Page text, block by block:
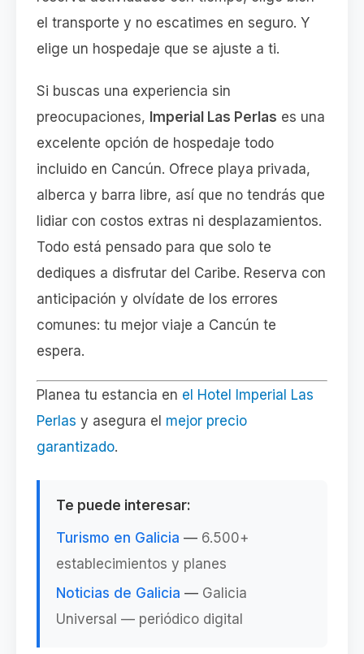
el transporte y no escatimes en seguro. Y
elige un hospedaje que se ajuste a ti.
Si buscas una experiencia sin
preocupaciones, Imperial Las Perlas es una
excelente opción de hospedaje todo
incluido en Cancún. Ofrece playa privada,
alberca y barra libre, así que no tendrás que
lidiar con costos extras ni desplazamientos.
Todo está pensado para que solo te
dediques a disfrutar del Caribe. Reserva con
anticipación y olvídate de los errores
comunes: tu mejor viaje a Cancún te
espera.
Planea tu estancia en el Hotel Imperial Las
Perlas y asegura el mejor precio
garantizado.
Te puede interesar:
Turismo en Galicia — 6.500+
establecimientos y planes
Noticias de Galicia — Galicia
Universal — periódico digital